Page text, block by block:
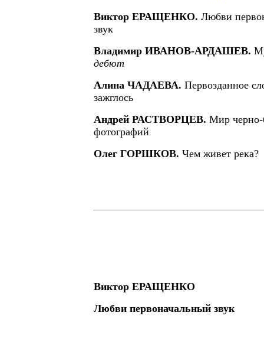
Виктор ЕРАЩЕНКО. Любви
звук
Владимир ИВАНОВ-АРДАШЕВ.
дебют
Алина ЧАДАЕВА. Первозданное
зажглось
Андрей РАСТВОРЦЕВ. Мир
фотографий
Олег ГОРШКОВ. Чем живет река?
Виктор ЕРАЩЕНКО
Любви первоначальный звук